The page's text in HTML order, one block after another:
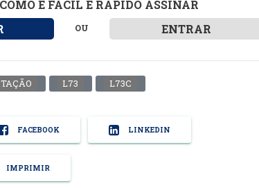
É FÁCIL E RÁPIDO ASSINAR
OU ENTRAR
L73 L73C
FACEBOOK LINKEDIN
IMPRIMIR